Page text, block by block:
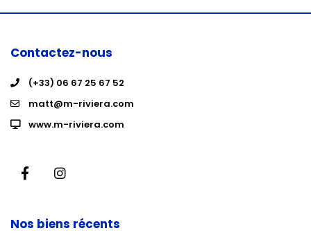
Contactez-nous
(+33) 06 67 25 67 52
matt@m-riviera.com
www.m-riviera.com
Nos biens récents